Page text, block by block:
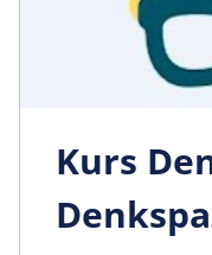
Kurs